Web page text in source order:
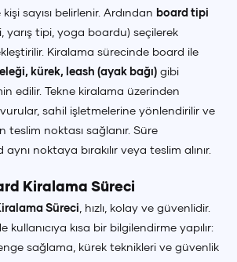
sayısı belirlenir. Ardından board tipi
yarış tipi, yoga boardu) seçilerek
Kiralama sürecinde board ile
kürek, leash (ayak bağı) gibi
edilir. Tekne kiralama üzerinden
sahil işletmelerine yönlendirilir ve
teslim noktası sağlanır. Süre
noktaya bırakılır veya teslim alınır.
Kiralama Süreci
Süreci , hızlı, kolay ve güvenlidir.
kısa bir bilgilendirme yapılır:
sağlama, kürek teknikleri ve güvenlik